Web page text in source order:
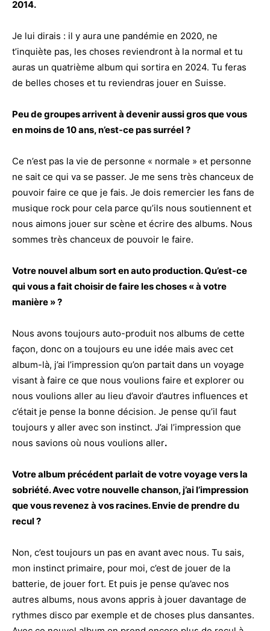
2014.
Je lui dirais : il y aura une pandémie en 2020, ne
t’inquiète pas, les choses reviendront à la normal et tu
auras un quatrième album qui sortira en 2024. Tu feras
de belles choses et tu reviendras jouer en Suisse.
Peu de groupes arrivent à devenir aussi gros que vous
en moins de 10 ans, n’est-ce pas surréel ?
Ce n’est pas la vie de personne « normale » et personne
ne sait ce qui va se passer. Je me sens très chanceux de
pouvoir faire ce que je fais. Je dois remercier les fans de
musique rock pour cela parce qu’ils nous soutiennent et
nous aimons jouer sur scène et écrire des albums. Nous
sommes très chanceux de pouvoir le faire.
Votre nouvel album sort en auto production. Qu’est-ce
qui vous a fait choisir de faire les choses « à votre
manière » ?
Nous avons toujours auto-produit nos albums de cette
façon, donc on a toujours eu une idée mais avec cet
album-là, j’ai l’impression qu’on partait dans un voyage
visant à faire ce que nous voulions faire et explorer ou
nous voulions aller au lieu d’avoir d’autres influences et
c’était je pense la bonne décision. Je pense qu’il faut
toujours y aller avec son instinct. J’ai l’impression que
nous savions où nous voulions aller.
Votre album précédent parlait de votre voyage vers la
sobriété. Avec votre nouvelle chanson, j’ai l’impression
que vous revenez à vos racines. Envie de prendre du
recul ?
Non, c’est toujours un pas en avant avec nous. Tu sais,
mon instinct primaire, pour moi, c’est de jouer de la
batterie, de jouer fort. Et puis je pense qu’avec nos
autres albums, nous avons appris à jouer davantage de
rythmes disco par exemple et de choses plus dansantes.